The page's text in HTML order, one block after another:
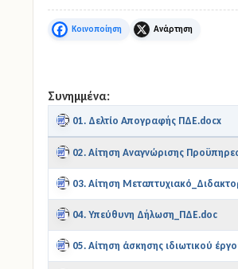
Facebook X
Συνημμένα:
01. Δελτίο Απογραφής ΠΔΕ.docx
02. Αίτηση Αναγνώρισης
03. Αίτηση
04. Υπεύθυνη Δήλωση_ΠΔΕ.doc
05. Αίτηση άσκησης ιδιωτικού